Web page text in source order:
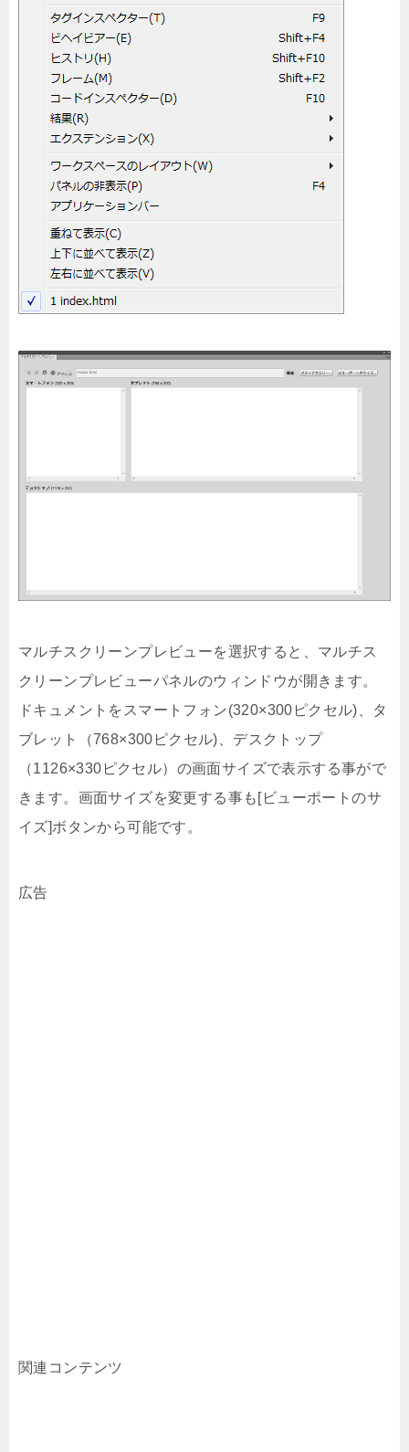
マルチスクリーンプレビューを選択すると、マルチス
クリーンプレビューパネルのウィンドウが開きます。
ドキュメントをスマートフォン(320×300ピクセル)、タ
ブレット（768×300ピクセル)、デスクトップ
（1126×330ピクセル）の画面サイズで表示する事がで
きます。画面サイズを変更する事も[ビューポートのサ
イズ]ボタンから可能です。
広告
関連コンテンツ